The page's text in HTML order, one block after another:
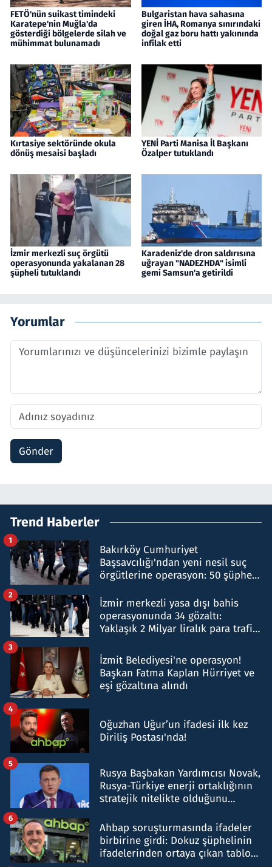
FETÖ'nün suikast timindeki
Karatepe'nin Muğla'da
gösterdiği bölgelerde silah ve
mühimmat bulunamadı
Bulgaristan hava sahasına
giren İHA, Romanya sınırındaki
doğal gaz boru hattı yakınında
infilak etti
Kırtasiye sektöründe okula
dönüş mesaisi başladı
YENİ Parti Manisa İl Başkanı
Özalper tutuklandı
İzmir merkezli suç örgütü
operasyonunda yakalanan 28
şüpheli tutuklandı
Karadeniz'de dron saldırısına
uğrayan "NADEZHDA" isimli
gemi Samsun'a getirildi
Yorumlar
Gönder
Trend Haberler
Bakırköy Cumhuriyet
Başsavcılığı'ndan yeni nesil suç
örgütlerine operasyon: 50 şüpheli
1
İzmir merkezli yasa dışı bahis
operasyonunda 34 gözaltı:
Yaklaşık 2 Milyar liralık para trafiği
2
İzmit Belediyesi'ne operasyon!
Başkan Fatma Kaplan Hürriyet ve
eşi gözaltına alındı
3
Oğuzhan Uğur’un ifadesi ilk kez
Diriliş Postası'nda!
4
Rusya Başbakan Yardımcısı Novak,
Rusya-Türkiye enerji ortaklığının
stratejik nitelikte olduğunu
5
Ahbap soruşturmasında ifadeler
birbirine girdi: Dokuz şüphelinin
ifadelerinden ortaya çıkan tablo
6